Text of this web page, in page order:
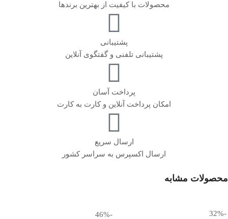
محصولات با کیفیت از بهترین برندها
پشتیبانی
پشتیبانی تلفنی و گفتگوی آنلاین
پرداخت آسان
امکان پرداخت آنلاین و کارت به کارت
ارسال سریع
ارسال اکسپرس به سراسر کشور
محصولات مشابه
-32%
-46%